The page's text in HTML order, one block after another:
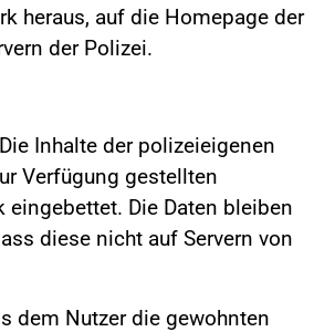
heraus, auf die Homepage der
der Polizei.
Inhalte der polizeieigenen
Verfügung gestellten
Die Daten bleiben
diese nicht auf Servern von
dem Nutzer die gewohnten